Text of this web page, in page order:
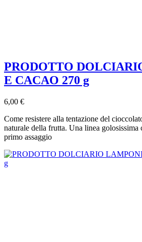
PRODOTTO
E CACAO 270 g
6,00 €
Come resistere alla tentazione del
naturale della frutta. Una linea golosissima
primo assaggio